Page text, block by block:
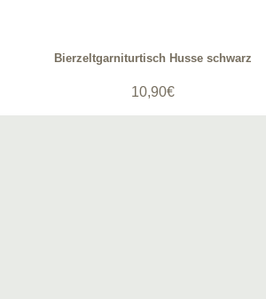
Bierzeltgarniturtisch Husse schwarz
10,90€